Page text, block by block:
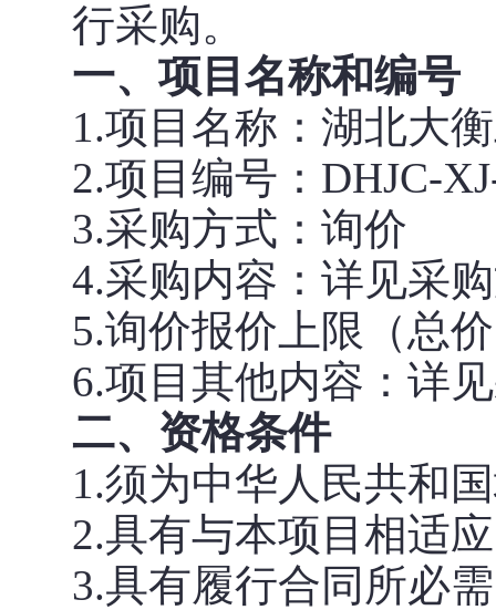
行采购。
一、项目名称和编号
1.项目名称：湖北大
2.项目编号：DHJC-
3.采购方式：询价
4.采购内容：详见采
5.询价报价上限（总
6.项目其他内容：详
二、资格条件
1.须为中华人民共和
2.具有与本项目 相适
3.具有履行合同所必